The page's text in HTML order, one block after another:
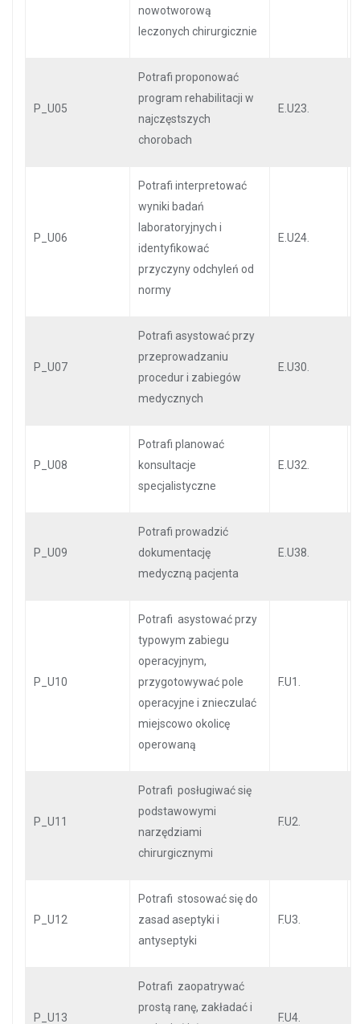
nowotworową
leczonych chirurgicznie
P_U05
Potrafi proponować
program rehabilitacji w
najczęstszych
chorobach
E.U23.
P_U06
Potrafi interpretować
wyniki badań
laboratoryjnych i
identyfikować
przyczyny odchyleń od
normy
E.U24.
P_U07
Potrafi asystować przy
przeprowadzaniu
procedur i zabiegów
medycznych
E.U30.
P_U08
Potrafi planować
konsultacje
specjalistyczne
E.U32.
P_U09
Potrafi prowadzić
dokumentację
medyczną pacjenta
E.U38.
P_U10
Potrafi asystować przy
typowym zabiegu
operacyjnym,
przygotowywać pole
operacyjne i znieczulać
miejscowo okolicę
operowaną
F.U1.
P_U11
Potrafi posługiwać się
podstawowymi
narzędziami
chirurgicznymi
F.U2.
P_U12
Potrafi stosować się do
zasad aseptyki i
antyseptyki
F.U3.
P_U13
Potrafi zaopatrywać
prostą ranę, zakładać i
F.U4.